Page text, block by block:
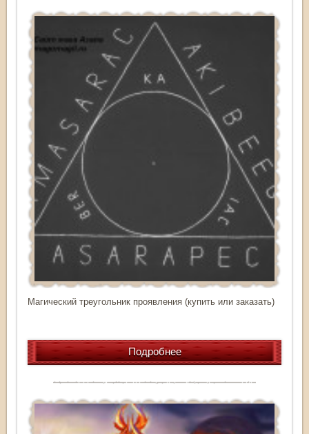
Магический треугольник проявления (купить или заказать)
Подробнее